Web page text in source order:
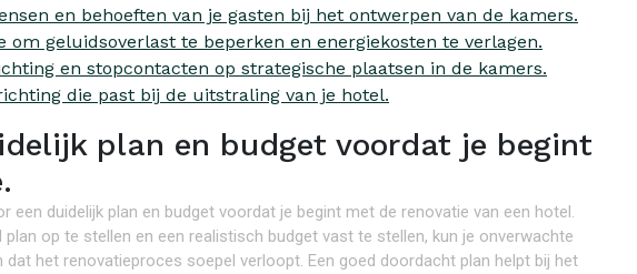
en behoeften van je gasten bij het ontwerpen van de kamers.
om geluidsoverlast te beperken en energiekosten te verlagen.
en stopcontacten op strategische plaatsen in de kamers.
die past bij de uitstraling van je hotel.
plan en budget voordat je begint
een duidelijk plan en budget voordat je begint met de renovatie van een hotel.
op te stellen en een realistisch budget vast te stellen, kun je onverwachte
het renovatieproces soepel verloopt. Een goed doordacht plan helpt bij het